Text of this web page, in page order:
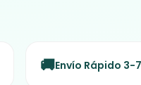
🚚Envío Rápido 3-